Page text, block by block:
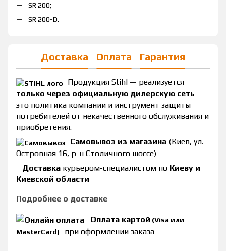
SR 200;
SR 200-D.
Доставка Оплата Гарантия
Продукция Stihl — реализуется
только через официальную дилерскую сеть —
это политика компании и инструмент защиты
потребителей от некачественного обслуживания и
приобретения.
Самовывоз из магазина (Киев, ул.
Островная 16, р-н Столичного шоссе)
Доставка курьером-специалистом по Киеву и
Киевской области
Подробнее о доставке
Оплата картой (Visa или
MasterCard)
при оформлении заказа